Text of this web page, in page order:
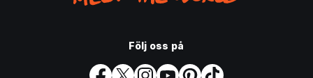
Följ oss på